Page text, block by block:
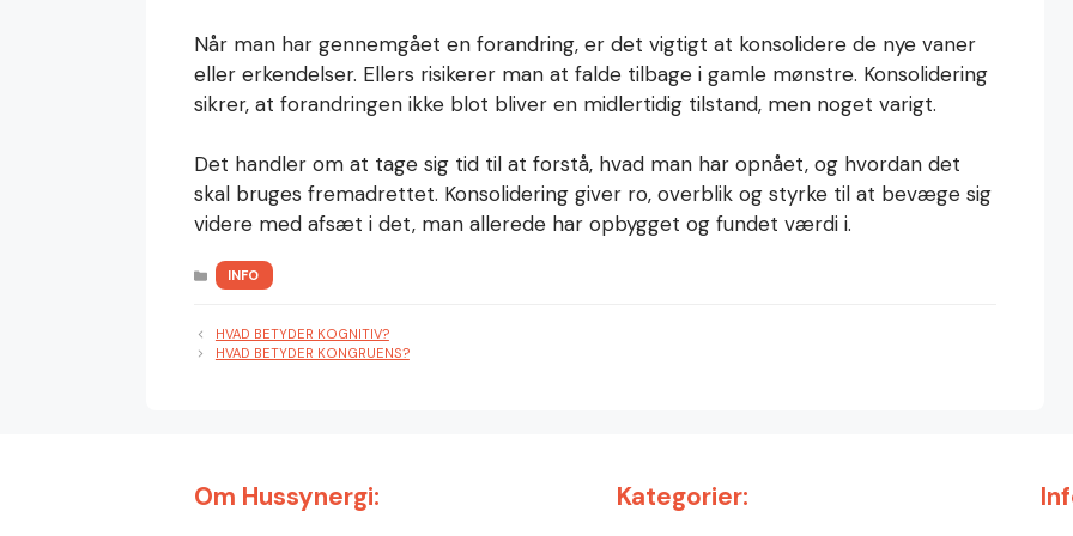
Når man har gennemgået en forandring, er det vigtigt at konsolidere de nye vaner
eller erkendelser. Ellers risikerer man at falde tilbage i gamle mønstre. Konsolidering
sikrer, at forandringen ikke blot bliver en midlertidig tilstand, men noget varigt.
Det handler om at tage sig tid til at forstå, hvad man har opnået, og hvordan det
skal bruges fremadrettet. Konsolidering giver ro, overblik og styrke til at bevæge sig
videre med afsæt i det, man allerede har opbygget og fundet værdi i.
KATEGORIER
INFO
HVAD BETYDER KOGNITIV?
HVAD BETYDER KONGRUENS?
Om Hussynergi: Kategorier: